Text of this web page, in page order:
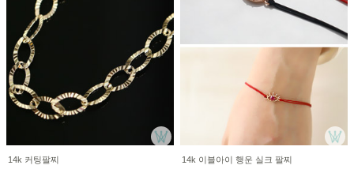
14k 커팅팔찌 14k 이블아이 행운 실크 팔찌